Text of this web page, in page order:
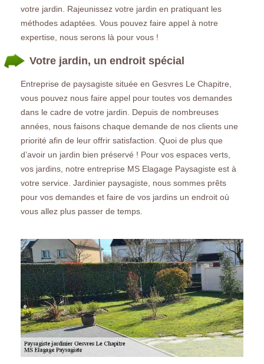
votre jardin. Rajeunissez votre jardin en pratiquant les
méthodes adaptées. Vous pouvez faire appel à notre
expertise, nous serons là pour vous !
Votre jardin, un endroit spécial
Entreprise de paysagiste située en Gesvres Le Chapitre,
vous pouvez nous faire appel pour toutes vos demandes
dans le cadre de votre jardin. Depuis de nombreuses
années, nous faisons chaque demande de nos clients une
priorité afin de leur offrir satisfaction. Quoi de plus que
d’avoir un jardin bien préservé ! Pour vos espaces verts,
vos jardins, notre entreprise MS Elagage Paysagiste est à
votre service. Jardinier paysagiste, nous sommes prêts
pour vos demandes et faire de vos jardins un endroit où
vous allez plus passer de temps.